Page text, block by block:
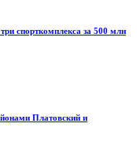
спорткомплекса за 500 млн
Платовский и